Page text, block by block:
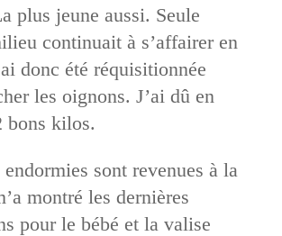
plus jeune aussi. Seule
continuait à s’affairer en
donc été réquisitionnée
les oignons. J’ai dû en
bons kilos.
sont revenues à la
montré les dernières
pour le bébé et la valise